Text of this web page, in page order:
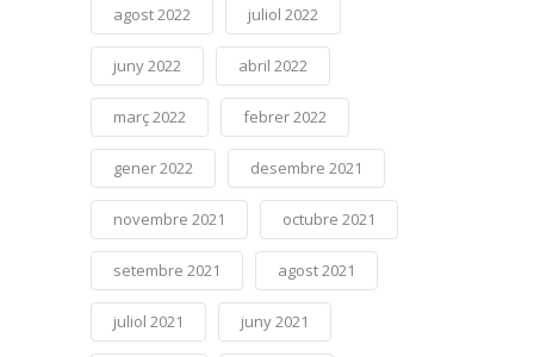
agost 2022 juliol 2022
juny 2022 abril 2022
març 2022 febrer 2022
gener 2022 desembre 2021
novembre 2021 octubre 2021
setembre 2021 agost 2021
juliol 2021 juny 2021